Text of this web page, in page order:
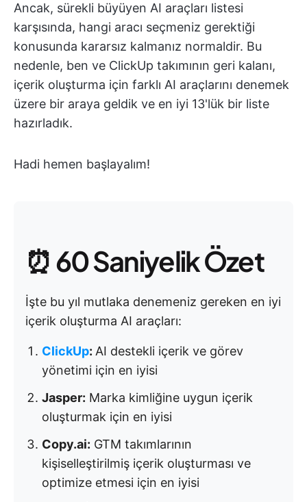
Ancak, sürekli büyüyen AI araçları listesi
karşısında, hangi aracı seçmeniz gerektiği
konusunda kararsız kalmanız normaldir. Bu
nedenle, ben ve ClickUp takımının geri kalanı,
içerik oluşturma için farklı AI araçlarını denemek
üzere bir araya geldik ve en iyi 13'lük bir liste
hazırladık.
Hadi hemen başlayalım!
⏰ 60 Saniyelik Özet
İşte bu yıl mutlaka denemeniz gereken en iyi
içerik oluşturma AI araçları:
ClickUp: AI destekli içerik ve görev
yönetimi için en iyisi
Jasper: Marka kimliğine uygun içerik
oluşturmak için en iyisi
Copy.ai: GTM takımlarının
kişiselleştirilmiş içerik oluşturması ve
optimize etmesi için en iyisi